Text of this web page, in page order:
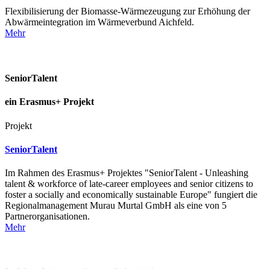
Flexibilisierung der Biomasse-Wärmezeugung zur Erhöhung der
Abwärmeintegration im Wärmeverbund Aichfeld.
Mehr
SeniorTalent
ein Erasmus+ Projekt
Projekt
SeniorTalent
Im Rahmen des Erasmus+ Projektes "SeniorTalent - Unleashing
talent & workforce of late-career employees and senior citizens to
foster a socially and economically sustainable Europe" fungiert die
Regionalmanagement Murau Murtal GmbH als eine von 5
Partnerorganisationen.
Mehr